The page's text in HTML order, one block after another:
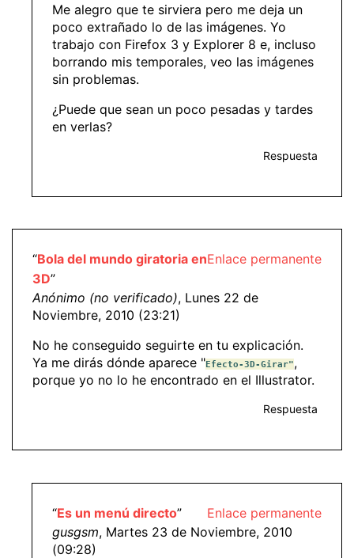
Me alegro que te sirviera pero me deja un
poco extrañado lo de las imágenes. Yo
trabajo con Firefox 3 y Explorer 8 e, incluso
borrando mis temporales, veo las imágenes
sin problemas.
¿Puede que sean un poco pesadas y tardes
en verlas?
Respuesta
Enlace permanente
“Bola del mundo giratoria en
3D”
Anónimo (no verificado), Lunes 22 de
Noviembre, 2010 (23:21)
No he conseguido seguirte en tu explicación.
Ya me dirás dónde aparece "Efecto-3D-Girar",
porque yo no lo he encontrado en el Illustrator.
Respuesta
Enlace permanente
“Es un menú directo”
gusgsm, Martes 23 de Noviembre, 2010
(09:28)